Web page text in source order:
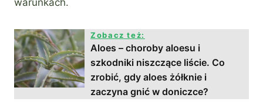
Zobacz też:
Aloes – choroby aloesu i
szkodniki niszczące liście. Co
zrobić, gdy aloes żółknie i
zaczyna gnić w doniczce?